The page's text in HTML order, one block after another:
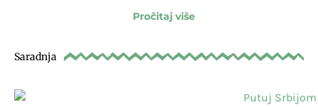
Pročitaj više
Saradnja